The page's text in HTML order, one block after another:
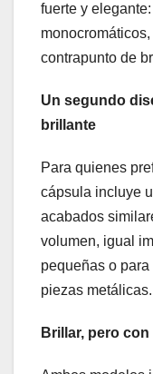
fuerte y
contrapunto de
Un segundo
brillante
Para quienes
cápsula incluye
acabados
volumen, igual
pequeñas o
piezas metálicas.
Brillar, pero